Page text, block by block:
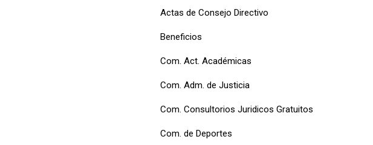
Actas de Consejo Directivo
Beneficios
Com. Act. Académicas
Com. Adm. de Justicia
Com. Consultorios Juridicos Gratuitos
Com. de Deportes